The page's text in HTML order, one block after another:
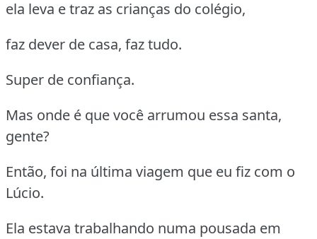
ela leva e traz as crianças do colégio,
faz dever de casa, faz tudo.
Super de confiança.
Mas onde é que você arrumou essa santa,
gente?
Então, foi na última viagem que eu fiz com o
Lúcio.
Ela estava trabalhando numa pousada em